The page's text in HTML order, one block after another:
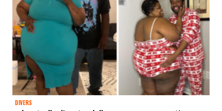
DIVERS